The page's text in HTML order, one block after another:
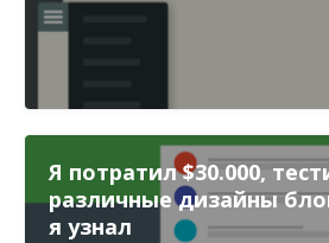
Я потратил $30.000,
различные дизайны
я узнал